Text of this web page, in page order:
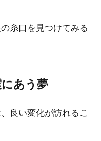
糸口を見つけてみる
あう夢
良い変化が訪れるこ